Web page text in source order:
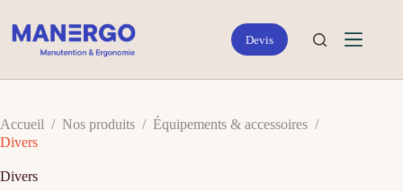
au
contenu
Accueil / Nos produits / Équipements & accessoires /
Divers
Divers